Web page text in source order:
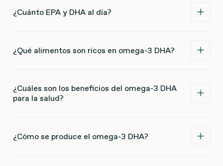
¿Cuánto EPA y DHA al día?
¿Qué alimentos son ricos en omega-3 DHA?
¿Cuáles son los beneficios del omega-3 DHA
para la salud?
¿Cómo se produce el omega-3 DHA?